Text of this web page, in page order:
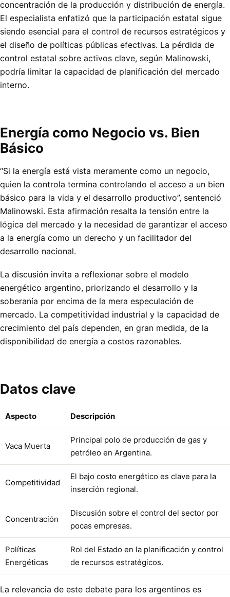
concentración de la producción y distribución de energía.
El especialista enfatizó que la participación estatal sigue
siendo esencial para el control de recursos estratégicos y
el diseño de políticas públicas efectivas. La pérdida de
control estatal sobre activos clave, según Malinowski,
podría limitar la capacidad de planificación del mercado
interno.
Energía como Negocio vs. Bien
Básico
“Si la energía está vista meramente como un negocio,
quien la controla termina controlando el acceso a un bien
básico para la vida y el desarrollo productivo”, sentenció
Malinowski. Esta afirmación resalta la tensión entre la
lógica del mercado y la necesidad de garantizar el acceso
a la energía como un derecho y un facilitador del
desarrollo nacional.
La discusión invita a reflexionar sobre el modelo
energético argentino, priorizando el desarrollo y la
soberanía por encima de la mera especulación de
mercado. La competitividad industrial y la capacidad de
crecimiento del país dependen, en gran medida, de la
disponibilidad de energía a costos razonables.
Datos clave
Aspecto Descripción
Vaca Muerta
Principal polo de producción de gas y
petróleo en Argentina.
Competitividad
El bajo costo energético es clave para la
inserción regional.
Concentración
Discusión sobre el control del sector por
pocas empresas.
Políticas
Energéticas
Rol del Estado en la planificación y control
de recursos estratégicos.
La relevancia de este debate para los argentinos es